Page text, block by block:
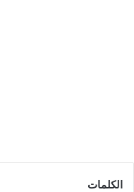
الكلمات